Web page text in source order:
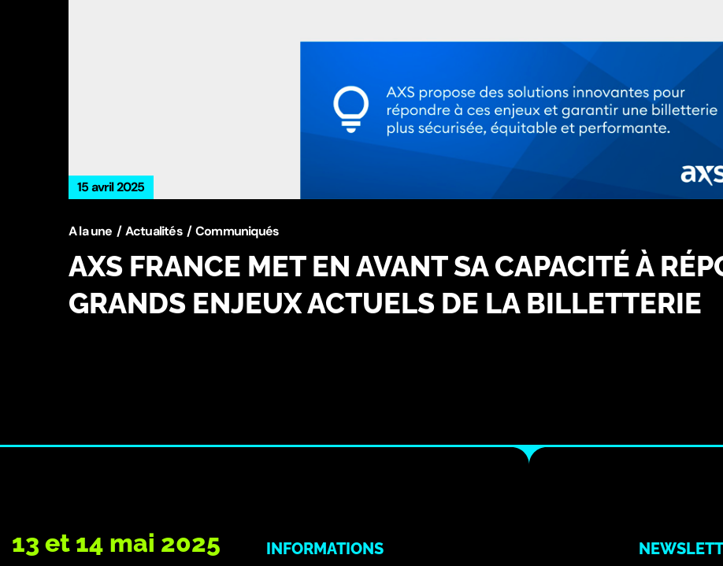
15 avril 2025
A la une Actualités Communiqués
AXS FRANCE MET EN AVANT SA CAPACITÉ À
GRANDS ENJEUX ACTUELS DE LA BILLETTERIE
13 et 14 mai 2025 INFORMATIONS